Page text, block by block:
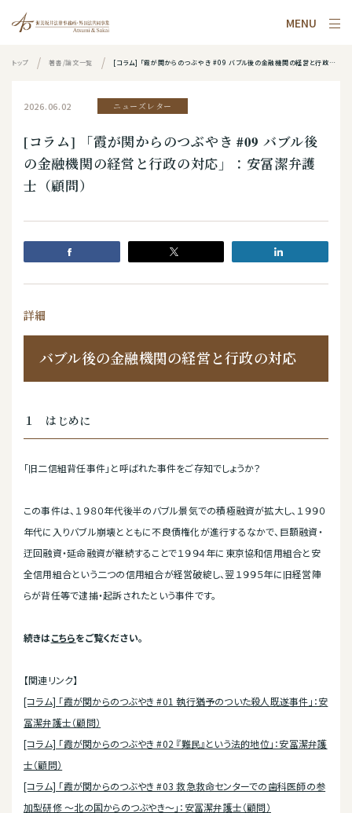
MENU
トップ 著書/論文一覧 [コラム] 「霞が関からのつぶやき #09 バブル後の金融機関の経営と行政の対応」：安冨潔弁護士（顧問）
2026.06.02 ニューズレター
[コラム] 「霞が関からのつぶやき #09 バブル後
の金融機関の経営と行政の対応」：安冨潔弁護
士（顧問）
詳細
バブル後の金融機関の経営と行政の対応
１ はじめに
「旧二信組背任事件」と呼ばれた事件をご存知でしょうか？
この事件は、１９８０年代後半のバブル景気での積極融資が拡大し、１９９０
年代に入りバブル崩壊とともに不良債権化が進行するなかで、巨額融資・
迂回融資・延命融資が継続することで１９９４年に東京協和信用組合と安
全信用組合という二つの信用組合が経営破綻し、翌１９９５年に旧経営陣
らが背任等で逮捕・起訴されたという事件です。
続きはこちらをご覧ください。
【関連リンク】
[コラム] 「霞が関からのつぶやき #01 執行猶予のついた殺人既遂事件」：安
冨潔弁護士（顧問）
[コラム] 「霞が関からのつぶやき #02 『難民』という法的地位」：安冨潔弁護
士（顧問）
[コラム] 「霞が関からのつぶやき #03 救急救命センターでの歯科医師の参
加型研修 ～北の国からのつぶやき～」：安冨潔弁護士（顧問）